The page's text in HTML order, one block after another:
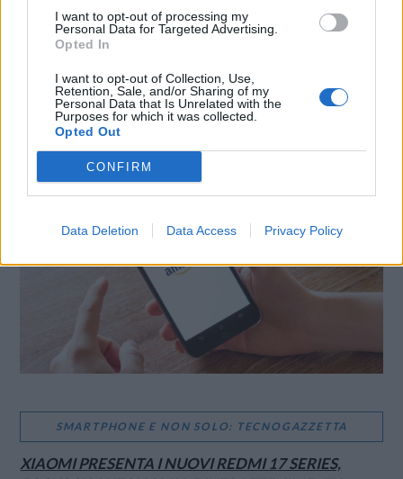
I want to opt-out of processing my
Personal Data for Targeted Advertising.
Opted In
I want to opt-out of Collection, Use,
Retention, Sale, and/or Sharing of my
Personal Data that Is Unrelated with the
Purposes for which it was collected.
Opted Out
CONFIRM
Data Deletion Data Access Privacy Policy
WhatsApp Stampa Altro
SMARTPHONE E NON SOLO: TECNOGAZZETTA
XIAOMI PRESENTA I NUOVI REDMI 17 SERIES,